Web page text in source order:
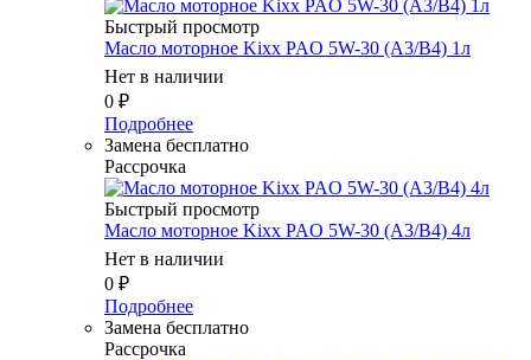
Быстрый просмотр
Масло мотоpное Kixx PAO 5W-30 (A3/B4) 1л
Нет в наличии
0 ₽
Подробнее
Замена бесплатно
Рассрочка
Быстрый просмотр
Масло мотоpное Kixx PAO 5W-30 (A3/B4) 4л
Нет в наличии
0 ₽
Подробнее
Замена бесплатно
Рассрочка